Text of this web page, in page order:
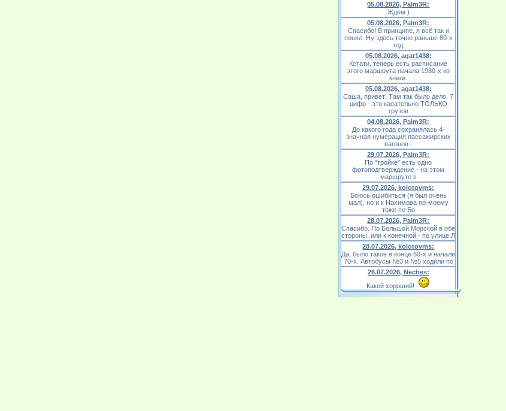
05.08.2026, Palm3R:
Ждём )
05.08.2026, Palm3R:
Спасибо! В принципе, я всё так и
понял. Ну здесь точно раньше 80-х
год
05.08.2026, agat1438:
Кстати, теперь есть расписание
этого маршрута начала 1980-х из
книги.
05.08.2026, agat1438:
Саша, привет! Там так было дело. 7
цифр - это касательно ТОЛЬКО
грузов
04.08.2026, Palm3R:
До какого года сохранялась 4-
значная нумерация пассажирских
вагонов -
29.07.2026, Palm3R:
По "тройке" есть одно
фотоподтверждение - на этом
маршруте в
29.07.2026, kolotovms:
Боюсь ошибиться (я был очень
мал), но и к Нахимова по-моему
тоже по Бо
28.07.2026, Palm3R:
Спасибо. По Большой Морской в обе
стороны, или к конечной - по улице Л
28.07.2026, kolotovms:
Да, было такое в конце 60-х и начале
70-х. Автобусы №3 и №5 ходили по
26.07.2026, Neches:
Какой хороший!